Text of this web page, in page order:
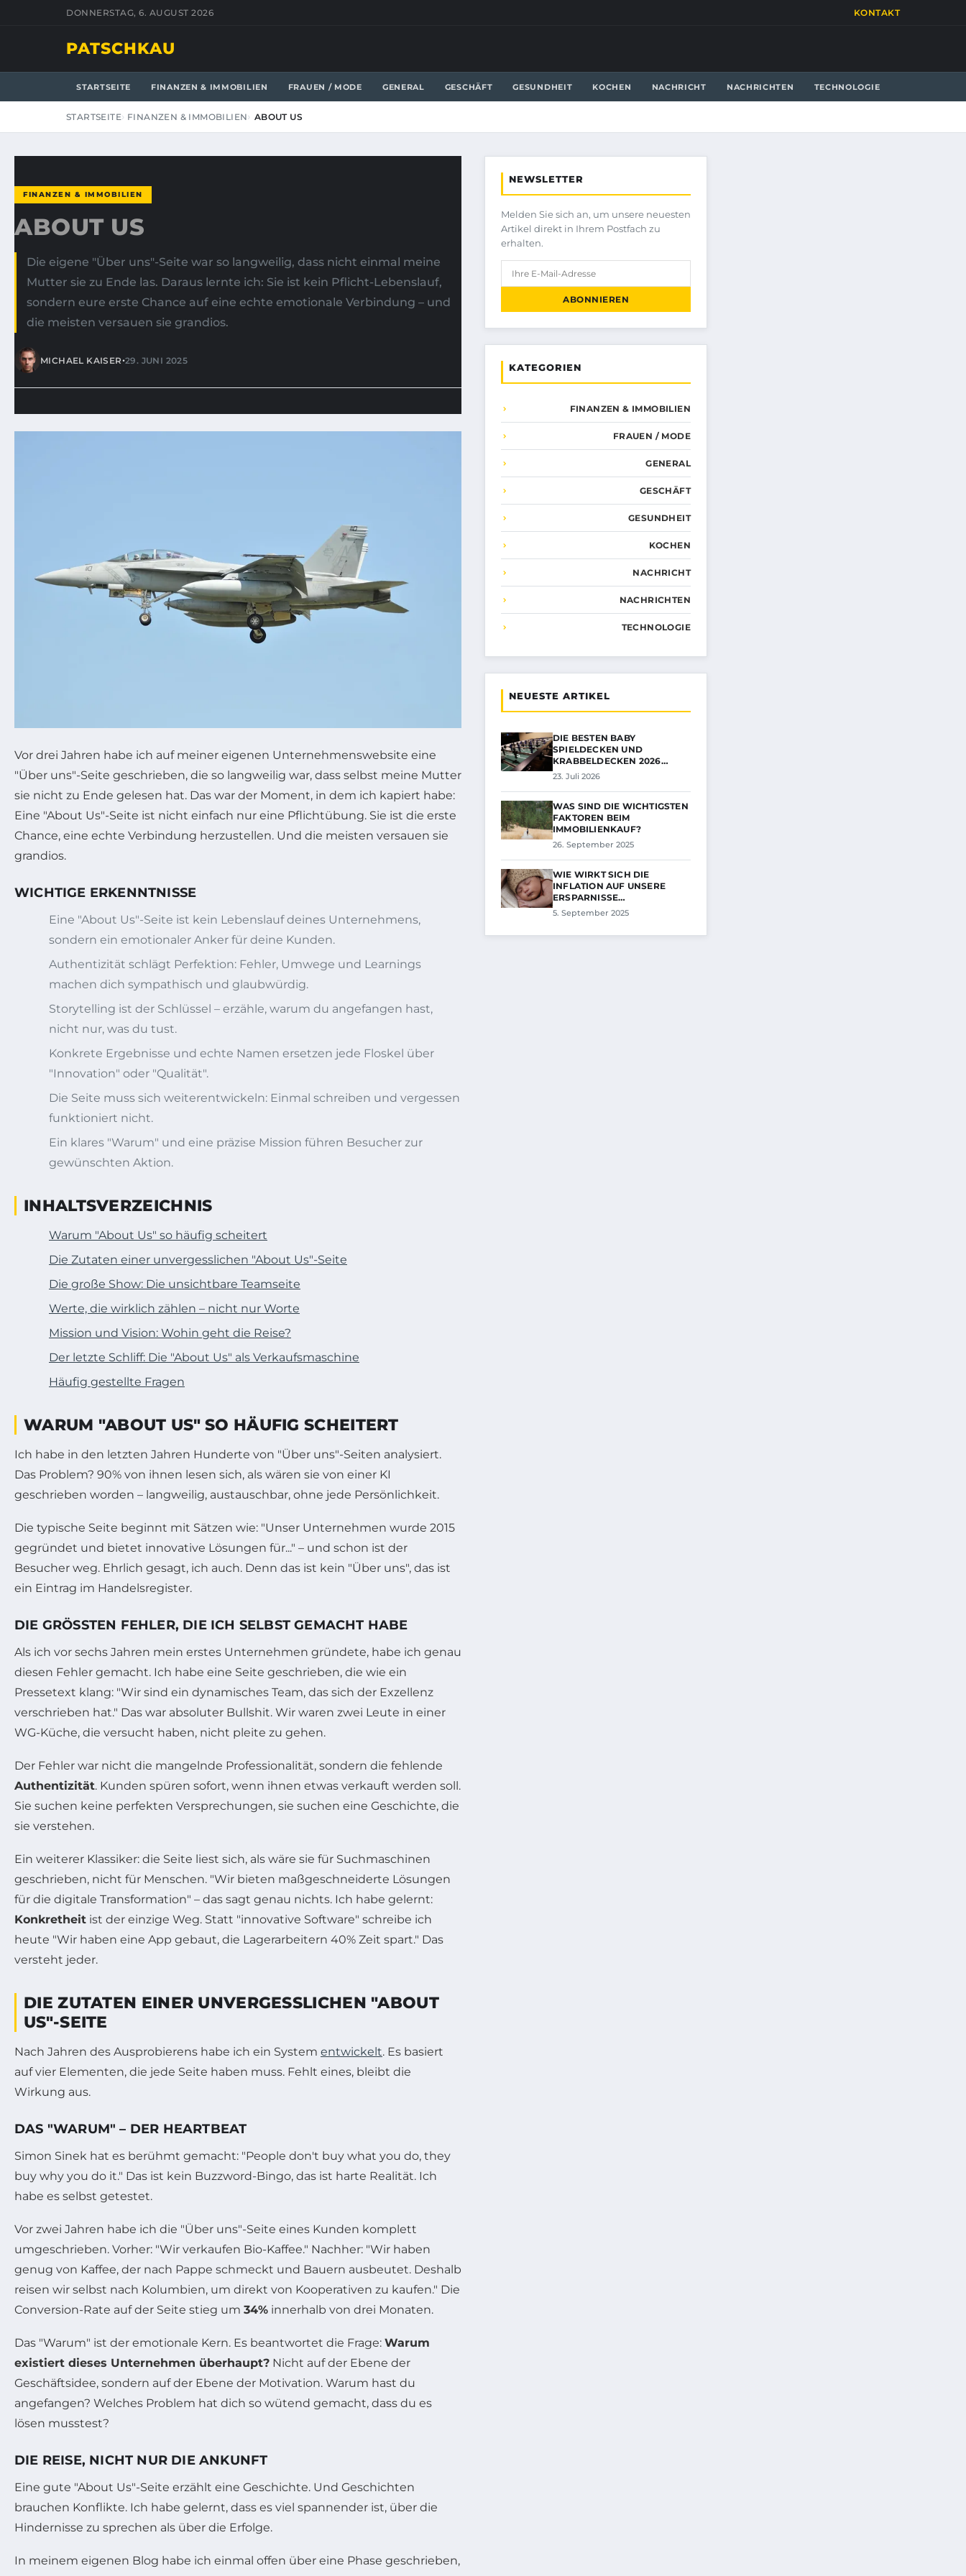
DONNERSTAG, 6. AUGUST 2026 KONTAKT
PATSCHKAU
STARTSEITE FINANZEN & IMMOBILIEN FRAUEN / MODE GENERAL GESCHÄFT GESUNDHEIT KOCHEN NACHRICHT NACHRICHTEN TECHNOLOGIE
STARTSEITE FINANZEN & IMMOBILIEN ABOUT US
FINANZEN & IMMOBILIEN
ABOUT US
Die eigene "Über uns"-Seite war so langweilig, dass nicht einmal meine
Mutter sie zu Ende las. Daraus lernte ich: Sie ist kein Pflicht-Lebenslauf,
sondern eure erste Chance auf eine echte emotionale Verbindung – und
die meisten versauen sie grandios.
MICHAEL KAISER•29. JUNI 2025
Vor drei Jahren habe ich auf meiner eigenen Unternehmenswebsite eine
"Über uns"-Seite geschrieben, die so langweilig war, dass selbst meine Mutter
sie nicht zu Ende gelesen hat. Das war der Moment, in dem ich kapiert habe:
Eine "About Us"-Seite ist nicht einfach nur eine Pflichtübung. Sie ist die erste
Chance, eine echte Verbindung herzustellen. Und die meisten versauen sie
grandios.
WICHTIGE ERKENNTNISSE
Eine "About Us"-Seite ist kein Lebenslauf deines Unternehmens,
sondern ein emotionaler Anker für deine Kunden.
Authentizität schlägt Perfektion: Fehler, Umwege und Learnings
machen dich sympathisch und glaubwürdig.
Storytelling ist der Schlüssel – erzähle, warum du angefangen hast,
nicht nur, was du tust.
Konkrete Ergebnisse und echte Namen ersetzen jede Floskel über
"Innovation" oder "Qualität".
Die Seite muss sich weiterentwickeln: Einmal schreiben und vergessen
funktioniert nicht.
Ein klares "Warum" und eine präzise Mission führen Besucher zur
gewünschten Aktion.
INHALTSVERZEICHNIS
Warum "About Us" so häufig scheitert
Die Zutaten einer unvergesslichen "About Us"-Seite
Die große Show: Die unsichtbare Teamseite
Werte, die wirklich zählen – nicht nur Worte
Mission und Vision: Wohin geht die Reise?
Der letzte Schliff: Die "About Us" als Verkaufsmaschine
Häufig gestellte Fragen
WARUM "ABOUT US" SO HÄUFIG SCHEITERT
Ich habe in den letzten Jahren Hunderte von "Über uns"-Seiten analysiert.
Das Problem? 90% von ihnen lesen sich, als wären sie von einer KI
geschrieben worden – langweilig, austauschbar, ohne jede Persönlichkeit.
Die typische Seite beginnt mit Sätzen wie: "Unser Unternehmen wurde 2015
gegründet und bietet innovative Lösungen für..." – und schon ist der
Besucher weg. Ehrlich gesagt, ich auch. Denn das ist kein "Über uns", das ist
ein Eintrag im Handelsregister.
DIE GRÖSSTEN FEHLER, DIE ICH SELBST GEMACHT HABE
Als ich vor sechs Jahren mein erstes Unternehmen gründete, habe ich genau
diesen Fehler gemacht. Ich habe eine Seite geschrieben, die wie ein
Pressetext klang: "Wir sind ein dynamisches Team, das sich der Exzellenz
verschrieben hat." Das war absoluter Bullshit. Wir waren zwei Leute in einer
WG-Küche, die versucht haben, nicht pleite zu gehen.
Der Fehler war nicht die mangelnde Professionalität, sondern die fehlende
Authentizität. Kunden spüren sofort, wenn ihnen etwas verkauft werden soll.
Sie suchen keine perfekten Versprechungen, sie suchen eine Geschichte, die
sie verstehen.
Ein weiterer Klassiker: die Seite liest sich, als wäre sie für Suchmaschinen
geschrieben, nicht für Menschen. "Wir bieten maßgeschneiderte Lösungen
für die digitale Transformation" – das sagt genau nichts. Ich habe gelernt:
Konkretheit ist der einzige Weg. Statt "innovative Software" schreibe ich
heute "Wir haben eine App gebaut, die Lagerarbeitern 40% Zeit spart." Das
versteht jeder.
DIE ZUTATEN EINER UNVERGESSLICHEN "ABOUT
US"-SEITE
Nach Jahren des Ausprobierens habe ich ein System entwickelt. Es basiert
auf vier Elementen, die jede Seite haben muss. Fehlt eines, bleibt die
Wirkung aus.
DAS "WARUM" – DER HEARTBEAT
Simon Sinek hat es berühmt gemacht: "People don't buy what you do, they
buy why you do it." Das ist kein Buzzword-Bingo, das ist harte Realität. Ich
habe es selbst getestet.
Vor zwei Jahren habe ich die "Über uns"-Seite eines Kunden komplett
umgeschrieben. Vorher: "Wir verkaufen Bio-Kaffee." Nachher: "Wir haben
genug von Kaffee, der nach Pappe schmeckt und Bauern ausbeutet. Deshalb
reisen wir selbst nach Kolumbien, um direkt von Kooperativen zu kaufen." Die
Conversion-Rate auf der Seite stieg um 34% innerhalb von drei Monaten.
Das "Warum" ist der emotionale Kern. Es beantwortet die Frage: Warum
existiert dieses Unternehmen überhaupt? Nicht auf der Ebene der
Geschäftsidee, sondern auf der Ebene der Motivation. Warum hast du
angefangen? Welches Problem hat dich so wütend gemacht, dass du es
lösen musstest?
DIE REISE, NICHT NUR DIE ANKUNFT
Eine gute "About Us"-Seite erzählt eine Geschichte. Und Geschichten
brauchen Konflikte. Ich habe gelernt, dass es viel spannender ist, über die
Hindernisse zu sprechen als über die Erfolge.
In meinem eigenen Blog habe ich einmal offen über eine Phase geschrieben,
NEWSLETTER
Melden Sie sich an, um unsere neuesten
Artikel direkt in Ihrem Postfach zu
erhalten.
ABONNIEREN
KATEGORIEN
FINANZEN & IMMOBILIEN
FRAUEN / MODE
GENERAL
GESCHÄFT
GESUNDHEIT
KOCHEN
NACHRICHT
NACHRICHTEN
TECHNOLOGIE
NEUESTE ARTIKEL
DIE BESTEN BABY
SPIELDECKEN UND
KRABBELDECKEN 2026…
23. Juli 2026
WAS SIND DIE WICHTIGSTEN
FAKTOREN BEIM
IMMOBILIENKAUF?
26. September 2025
WIE WIRKT SICH DIE
INFLATION AUF UNSERE
ERSPARNISSE…
5. September 2025